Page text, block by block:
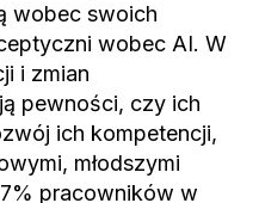
wobec swoich
wobec AI. W
i zmian
pewności, czy ich
ich kompetencji,
młodszymi
pracowników w